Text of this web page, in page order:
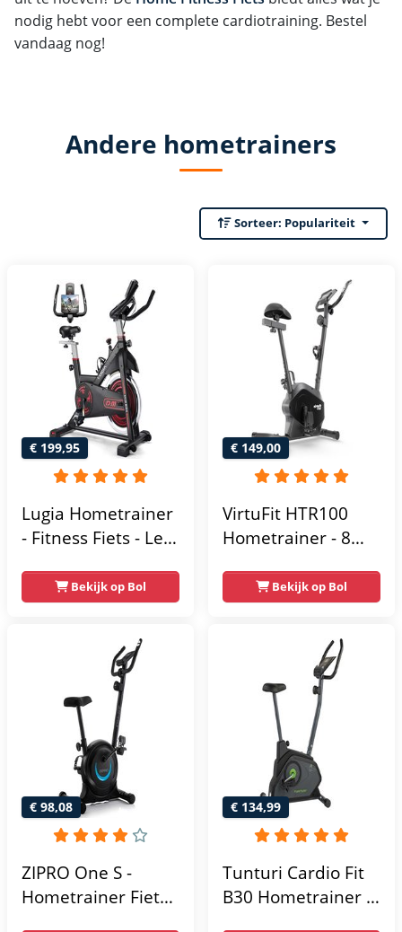
nodig hebt voor een complete cardiotraining. Bestel
vandaag nog!
Andere hometrainers
Sorteer: Populariteit
€ 199,95
Lugia Hometrainer
- Fitness Fiets - Led
Verstelbaar Zadel -
0-100% weerstand
Hartslagfunctie -
Max 130kg -
Extreem Stil
Bekijk op Bol
€ 149,00
VirtuFit HTR100
Hometrainer - 8
Weerstandniveau's
- Verstelbaar zadel
Tablethouder -
Max. 120 kg
Gebruikersgewicht
- Fitnessfiets
Bekijk op Bol
€ 98,08
ZIPRO One S -
Hometrainer Fiets -
€ 134,99
Tunturi Cardio Fit
B30 Hometrainer -